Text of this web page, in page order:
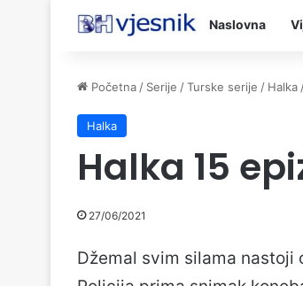
Naslovna
Početna / Serije /Turske serije / Halka
Halka
Halka 15
27/06/2021
Džemal svim silama nastoji